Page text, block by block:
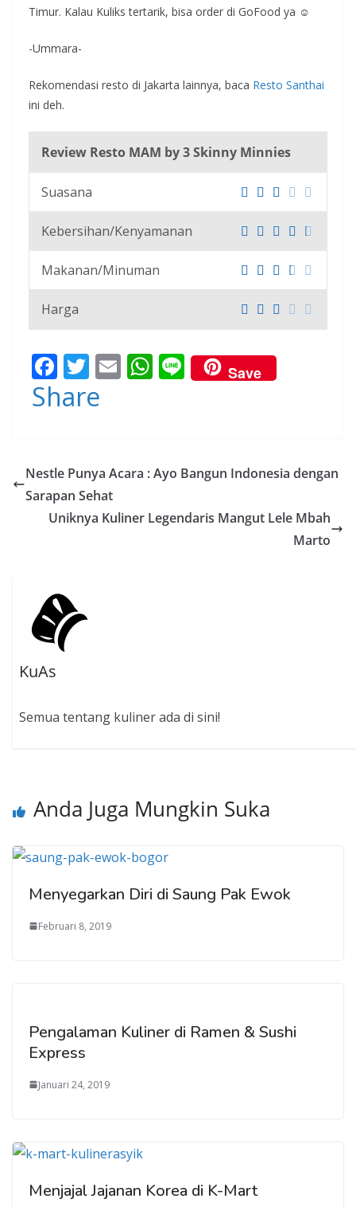
Timur. Kalau Kuliks tertarik, bisa order di GoFood ya ☺
-Ummara-
Rekomendasi resto di Jakarta lainnya, baca Resto Santhai
ini deh.
Review Resto MAM by 3 Skinny Minnies
Suasana
Kebersihan/Kenyamanan
Makanan/Minuman
Harga
F
ac
e
o
o
k
T
w
itt
E W
A
p
Li
n
Save
Share
Nestle Punya Acara : Ayo Bangun Indonesia dengan
Sarapan Sehat
Uniknya Kuliner Legendaris Mangut Lele Mbah
Marto
KuAs
Semua tentang kuliner ada di sini!
Anda Juga Mungkin Suka
Menyegarkan Diri di Saung Pak Ewok
Februari 8, 2019
Pengalaman Kuliner di Ramen & Sushi
Express
Januari 24, 2019
Menjajal Jajanan Korea di K-Mart